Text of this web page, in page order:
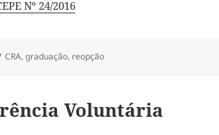
Nº 24/2016
Tags
CRA,graduação, reopção
Voluntária